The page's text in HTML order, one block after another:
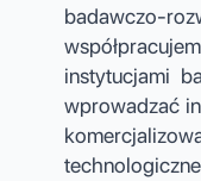
badawczo-
instytucjami
wprowadzać